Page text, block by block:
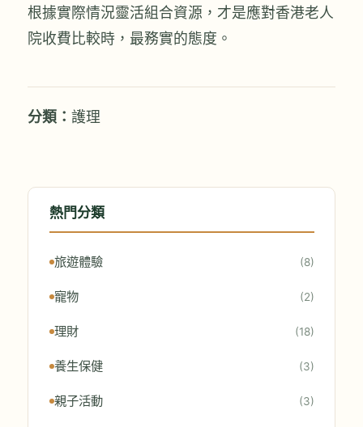
根據實際情況靈活組合資源，才是應對香港老人
院收費比較時，最務實的態度。
分類： 護理
熱門分類
旅遊體驗 (8)
寵物 (2)
理財 (18)
養生保健 (3)
親子活動 (3)